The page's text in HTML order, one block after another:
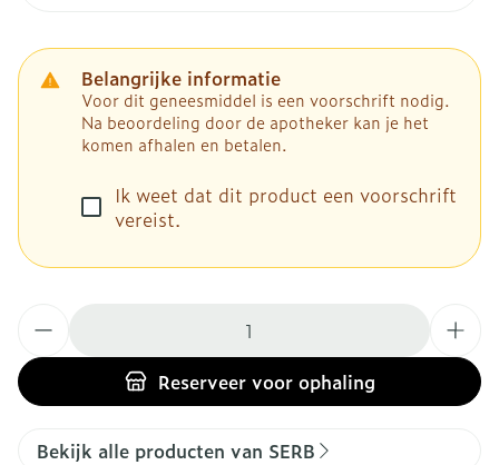
Belangrijke informatie
Voor dit geneesmiddel is een voorschrift nodig.
Na beoordeling door de apotheker kan je het
komen afhalen en betalen.
Ik weet dat dit product een voorschrift
vereist.
Reserveervoor ophaling
Bekijk alle producten van SERB